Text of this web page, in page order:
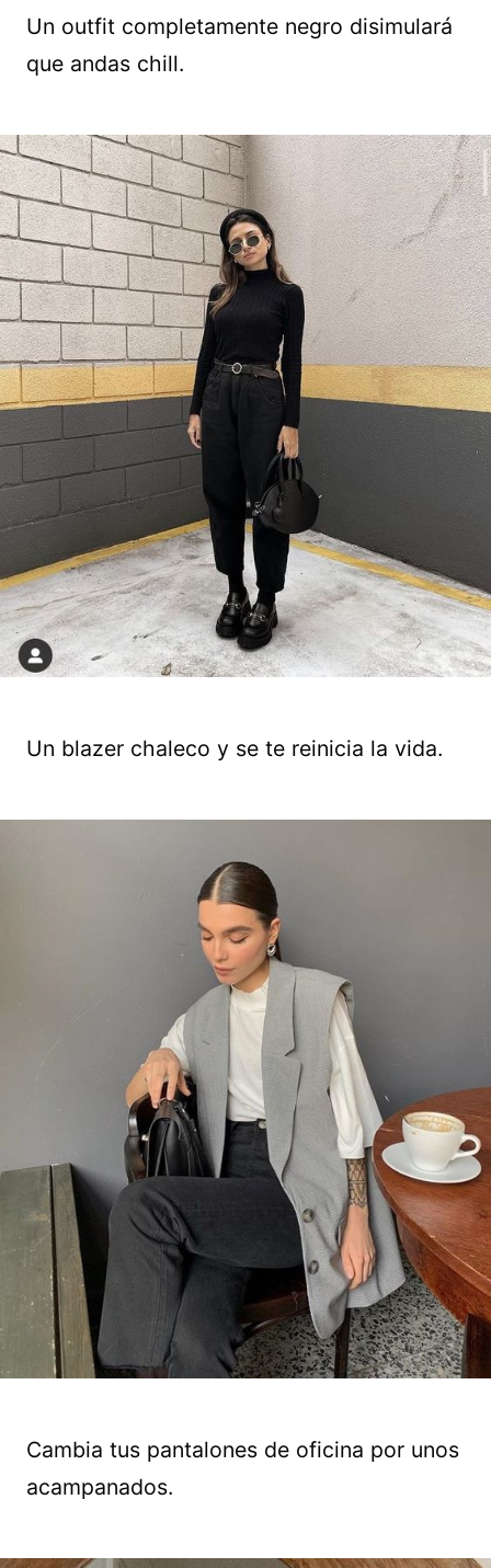
Un outfit completamente negro disimulará
que andas chill.
Un blazer chaleco y se te reinicia la vida.
Cambia tus pantalones de oficina por unos
acampanados.